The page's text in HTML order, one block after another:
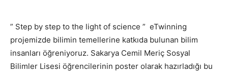
” Step by step to the light of science ” eTwinning
projemizde bilimin temellerine katkıda bulunan bilim
insanları öğreniyoruz. Sakarya Cemil Meriç Sosyal
Bilimler Lisesi öğrencilerinin poster olarak hazırladığı bu